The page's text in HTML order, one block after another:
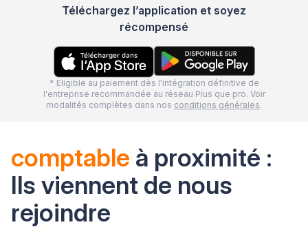
Téléchargez l’application et soyez
récompensé
* Eligible au paiement dès l'intégration définitive de
l'entreprise recommandée au réseau Plus que pro. Voir
modalités complètes dans nos conditions générales.
comptable à proximité :
Ils viennent de nous
rejoindre